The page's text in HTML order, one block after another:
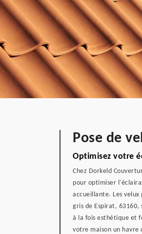
Pose de
Optimisez votre
Chez Dorkeld
pour optimiser
accueillante. Les
gris de Espirat,
à la fois esthétique et
votre maison un havre